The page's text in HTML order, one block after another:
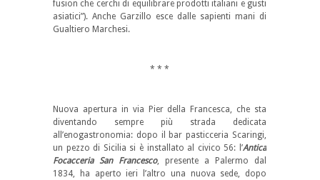
fusion che cerchi di equilibrare prodotti italiani e gusti
asiatici”). Anche Garzillo esce dalle sapienti mani di
Gualtiero Marchesi.
* * *
Nuova apertura in via Pier della Francesca, che sta
diventando sempre più strada dedicata
all’enogastronomia: dopo il bar pasticceria Scaringi,
un pezzo di Sicilia si è installato al civico 56: l’Antica
Focacceria San Francesco, presente a Palermo dal
1834, ha aperto ieri l’altro una nuova sede, dopo